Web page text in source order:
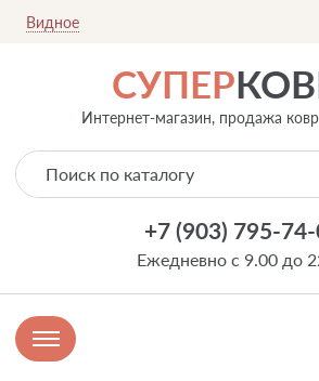
Видное
СУПЕР
Интернет-магазин, продажа
+7 (903) 795-
Ежедневно с 9.00 до